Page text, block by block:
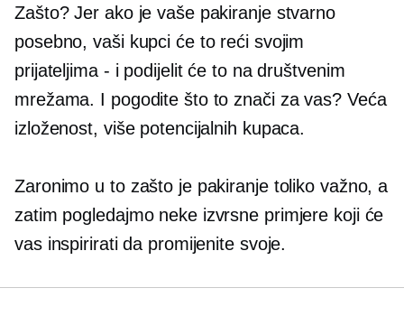
Zašto? Jer ako je vaše pakiranje stvarno
posebno, vaši kupci će to reći svojim
prijateljima - i podijelit će to na društvenim
mrežama. I pogodite što to znači za vas? Veća
izloženost, više potencijalnih kupaca.
Zaronimo u to zašto je pakiranje toliko važno, a
zatim pogledajmo neke izvrsne primjere koji će
vas inspirirati da promijenite svoje.